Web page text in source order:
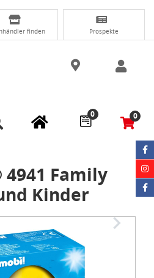
finden Prospekte
0 0
4941 Family
Kinder